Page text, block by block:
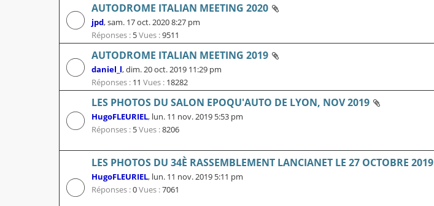
AUTODROME ITALIAN MEETING 2020
jpd,sam. 17 oct. 2020 8:27 pm
Réponses : 5Vues :9511
AUTODROME ITALIAN MEETING 2019
daniel_l,dim. 20 oct. 2019 11:29 pm
Réponses : 11 Vues : 18282
LES PHOTOS DU SALON EPOQU'AUTO DE LYON, NOV 2019
HugoFLEURIEL, lun. 11 nov. 2019 5:53 pm
Réponses : 5Vues :8206
LES PHOTOS DU 34È RASSEMBLEMENT LANCIANET LE 27 OCTOBRE 2019
HugoFLEURIEL, lun. 11 nov. 2019 5:11 pm
Réponses :0Vues :7061